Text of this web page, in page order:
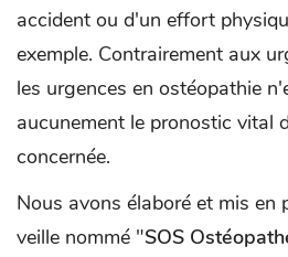
accident ou d'un effort
exemple. Contrairement aux
les urgences en ostéopathie
aucunement le pronostic vital
concernée.
Nous avons élaboré et mis en
veille nommé "SOS